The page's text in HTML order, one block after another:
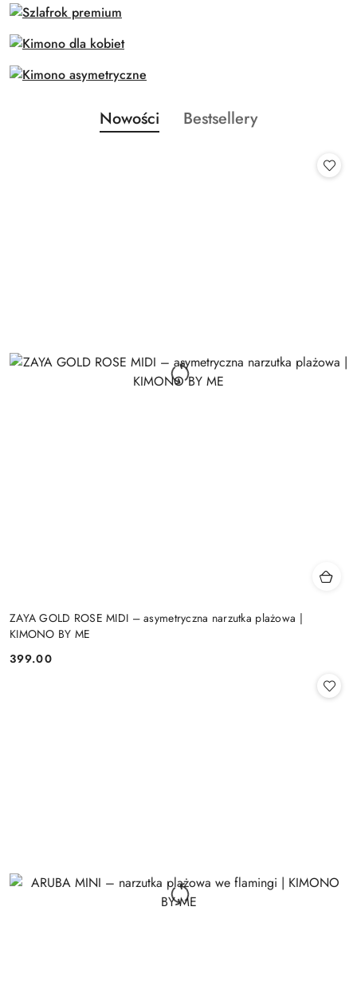
Pomiń karuzelę produktów
Produkty
o
Nowości
Produkty
Bestsellery
ZAYA GOLD ROSE MIDI – asymetryczna narzutka plażowa |
KIMONO BY ME
Cena:
399.00